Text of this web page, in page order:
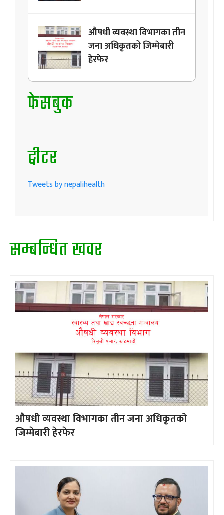
औषधी व्यवस्था विभागका तीन
जना अधिकृतको जिम्मेबारी
हेरफेर
फेसबुक
ट्वीटर
Tweets by nepalihealth
सम्बन्धित खवर
औषधी व्यवस्था विभागका तीन जना अधिकृतको
जिम्मेबारी हेरफेर